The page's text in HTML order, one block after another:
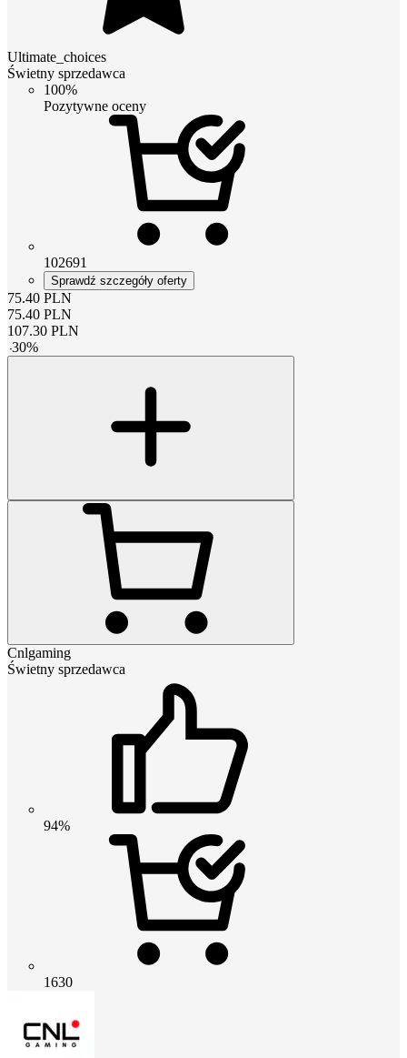
Ultimate_choices
Świetny sprzedawca
100%
Pozytywne oceny
102691
Sprawdź szczegóły oferty
75.40 PLN
75.40 PLN
107.30 PLN
-30%
Cnlgaming
Świetny sprzedawca
94%
1630